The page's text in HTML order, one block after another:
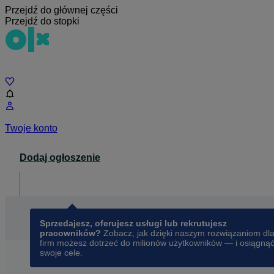
Przejdź do głównej części
Przejdź do stopki
Twoje konto
Dodaj ogłoszenie
Sprzedajesz, oferujesz usługi lub rekrutujesz
pracowników? Zobacz, jak dzięki naszym rozwiązaniom dla
firm możesz dotrzeć do milionów użytkowników — i osiągnąć
swoje cele.